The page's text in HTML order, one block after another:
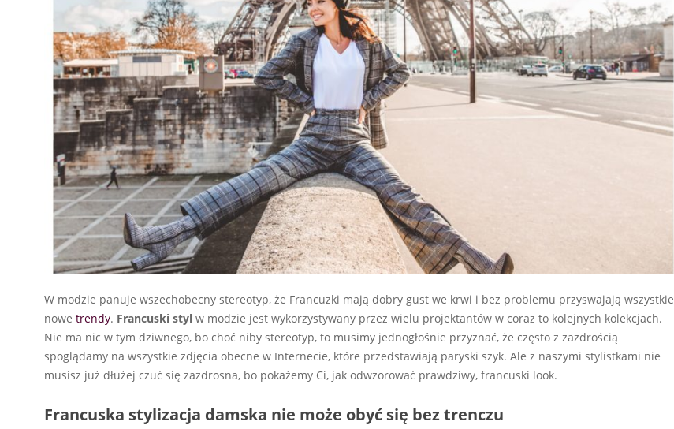
W modzie panuje wszechobecny stereotyp, że Francuzki mają dobry gust we krwi i bez problemu przyswajają wszystkie
nowe trendy. Francuski styl w modzie jest wykorzystywany przez wielu projektantów w coraz to kolejnych kolekcjach.
Nie ma nic w tym dziwnego, bo choć niby stereotyp, to musimy jednogłośnie przyznać, że często z zazdrością
spoglądamy na wszystkie zdjęcia obecne w Internecie, które przedstawiają paryski szyk. Ale z naszymi stylistkami nie
musisz już dłużej czuć się zazdrosna, bo pokażemy Ci, jak odwzorować prawdziwy, francuski look.
Francuska stylizacja damska nie może obyć się bez trenczu